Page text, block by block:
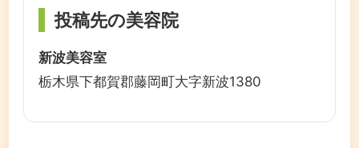
投稿先の美容院
新波美容室
栃木県下都賀郡藤岡町大字新波1380